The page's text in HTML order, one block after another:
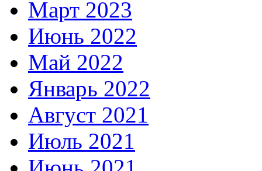
Март 2023
Июнь 2022
Май 2022
Январь 2022
Август 2021
Июль 2021